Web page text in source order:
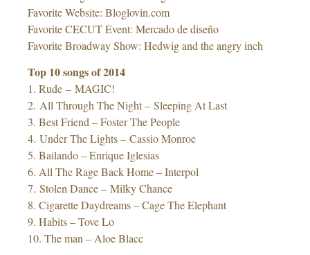
Favorite Website: Bloglovin.com
Favorite CECUT Event: Mercado de diseño
Favorite Broadway Show: Hedwig and the angry inch
Top 10 songs of 2014
1. Rude – MAGIC!
2. All Through The Night – Sleeping At Last
3. Best Friend – Foster The People
4. Under The Lights – Cassio Monroe
5. Bailando – Enrique Iglesias
6. All The Rage Back Home – Interpol
7. Stolen Dance – Milky Chance
8. Cigarette Daydreams – Cage The Elephant
9. Habits – Tove Lo
10. The man – Aloe Blacc